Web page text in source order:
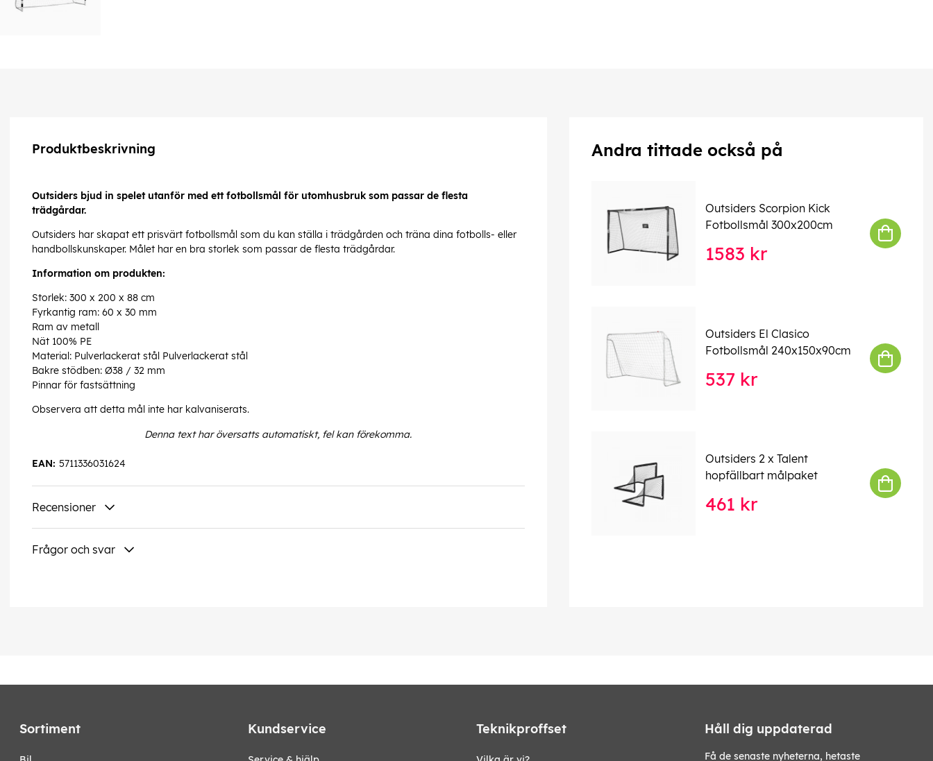
Produktbeskrivning
Outsiders bjud in spelet utanför med ett fotbollsmål för utomhusbruk som passar de flesta
trädgårdar.
Outsiders har skapat ett prisvärt fotbollsmål som du kan ställa i trädgården och träna dina fotbolls- eller
handbollskunskaper. Målet har en bra storlek som passar de flesta trädgårdar.
Information om produkten:
Storlek: 300 x 200 x 88 cm
Fyrkantig ram: 60 x 30 mm
Ram av metall
Nät 100% PE
Material: Pulverlackerat stål Pulverlackerat stål
Bakre stödben: Ø38 / 32 mm
Pinnar för fastsättning
Observera att detta mål inte har kalvaniserats.
Denna text har översatts automatiskt, fel kan förekomma.
5711336031624
EAN:
Recensioner
Frågor och svar
Andra tittade också på
Outsiders Scorpion Kick
Fotbollsmål 300x200cm
1583 kr
Outsiders El Clasico
Fotbollsmål 240x150x90cm
537 kr
Outsiders 2 x Talent
hopfällbart målpaket
461 kr
Sortiment Kundservice Teknikproffset Håll dig uppdaterad
Få de senaste nyheterna, hetaste